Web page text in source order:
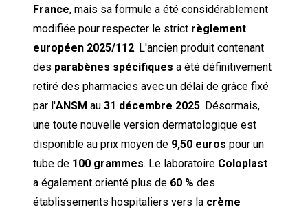
France, mais sa formule a été considérablement
modifiée pour respecter le strict règlement
européen 2025/112. L'ancien produit contenant
des parabènes spécifiques a été définitivement
retiré des pharmacies avec un délai de grâce fixé
par l'ANSM au 31 décembre 2025. Désormais,
une toute nouvelle version dermatologique est
disponible au prix moyen de 9,50 euros pour un
tube de 100 grammes. Le laboratoire Coloplast
a également orienté plus de 60 % des
établissements hospitaliers vers la crème